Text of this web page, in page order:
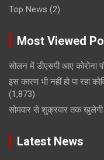
Top News (2)
Most Viewed
सोलन में डीएसपी आए कोरोना
इस कारण भी नहीं हो पा रहा
(1,873)
सोमवार से शुक्रवार तक
Latest News